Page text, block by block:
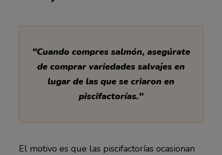
"Cuando compres salmón, asegúrate
de comprar variedades salvajes en
lugar de las que se criaron en
piscifactorías."
El motivo es que las piscifactorías ocasionan